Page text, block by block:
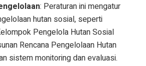
: Peraturan ini mengatur
hutan sosial, seperti
Pengelola Hutan Sosial
Rencana Pengelolaan Hutan
sistem monitoring dan evaluasi.